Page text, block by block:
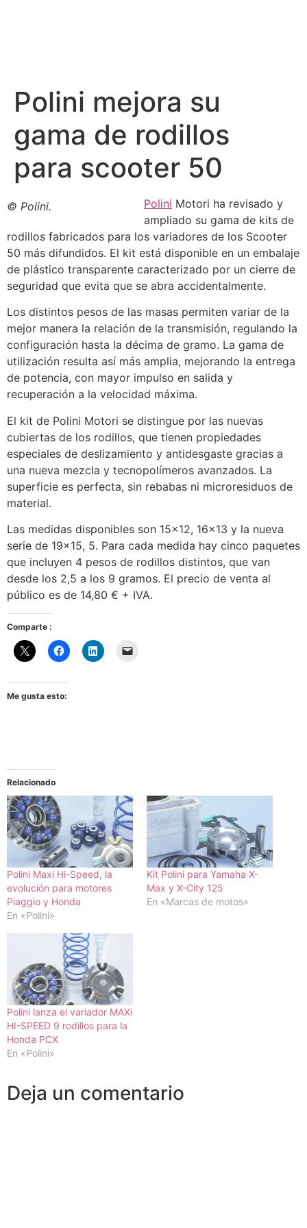
Polini mejora su
gama de rodillos
para scooter 50
© Polini. Polini Motori ha revisado y
ampliado su gama de kits de
rodillos fabricados para los variadores de los Scooter
50 más difundidos. El kit está disponible en un embalaje
de plástico transparente caracterizado por un cierre de
seguridad que evita que se abra accidentalmente.
Los distintos pesos de las masas permiten variar de la
mejor manera la relación de la transmisión, regulando la
configuración hasta la décima de gramo. La gama de
utilización resulta así más amplia, mejorando la entrega
de potencia, con mayor impulso en salida y
recuperación a la velocidad máxima.
El kit de Polini Motori se distingue por las nuevas
cubiertas de los rodillos, que tienen propiedades
especiales de deslizamiento y antidesgaste gracias a
una nueva mezcla y tecnopolímeros avanzados. La
superficie es perfecta, sin rebabas ni microresiduos de
material.
Las medidas disponibles son 15×12, 16×13 y la nueva
serie de 19×15, 5. Para cada medida hay cinco paquetes
que incluyen 4 pesos de rodillos distintos, que van
desde los 2,5 a los 9 gramos. El precio de venta al
público es de 14,80 € + IVA.
Comparte :
Me gusta esto:
Relacionado
Polini Maxi Hi-Speed, la
evolución para motores
Piaggio y Honda
En «Polini»
Kit Polini para Yamaha X-
Max y X-City 125
En «Marcas de motos»
Polini lanza el variador MAXi
HI-SPEED 9 rodillos para la
Honda PCX
En «Polini»
Deja un comentario